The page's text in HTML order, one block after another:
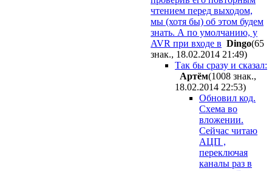
чтением перед выходом,
мы (хотя бы) об этом будем
знать. А по умолчанию, у
AVR при входе в Dingo(65
знак., 18.02.2014 21:49)
Так бы сразу и сказал:
Apтём(1008 знак.,
18.02.2014 22:53)
Обновил код.
Схема во
вложении.
Сейчас читаю
АЦП ,
переключая
каналы раз в